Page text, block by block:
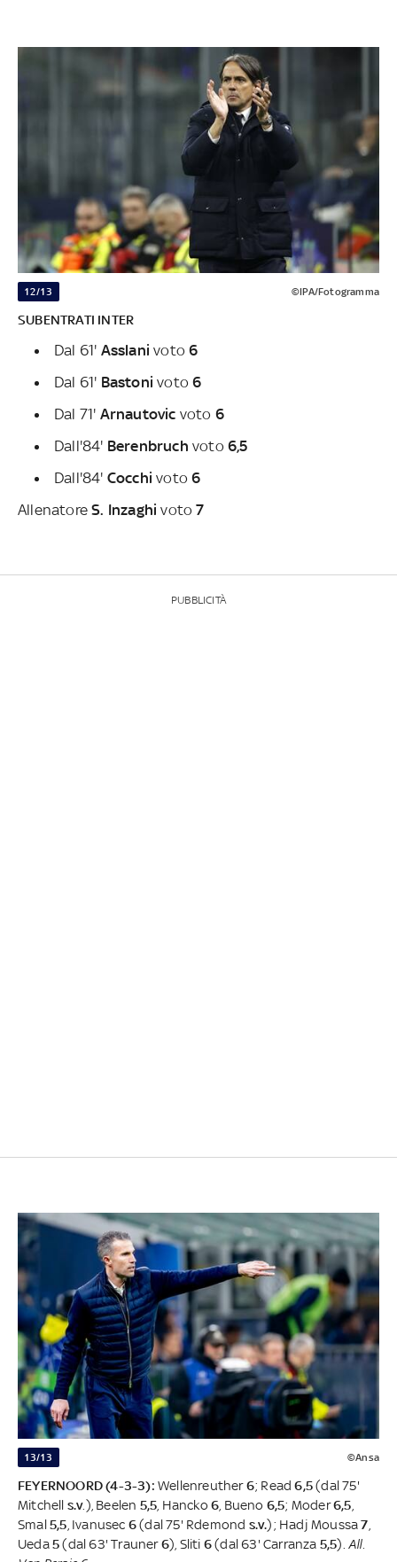
12/13 ©IPA/Fotogramma
SUBENTRATI INTER
Dal 61' Asslanivoto6
Dal 61' Bastoni voto6
Dal 71' Arnautovic voto 6
Dall'84' Berenbruch voto6,5
Dall'84' Cocchi voto 6
Allenatore S. Inzaghi voto 7
PUBBLICITÀ
13/13 ©Ansa
FEYERNOORD (4-3-3): Wellenreuther6; Read6,5(dal 75'
Mitchell s.v.), Beelen 5,5 , Hancko6 , Bueno 6,5; Moder6,5
Smal5,5 , Ivanusec 6(dal 75' Rdemond s.v.); Hadj Moussa7
Ueda5(dal 63' Trauner6), Sliti 6(dal 63' Carranza 5,5).All.